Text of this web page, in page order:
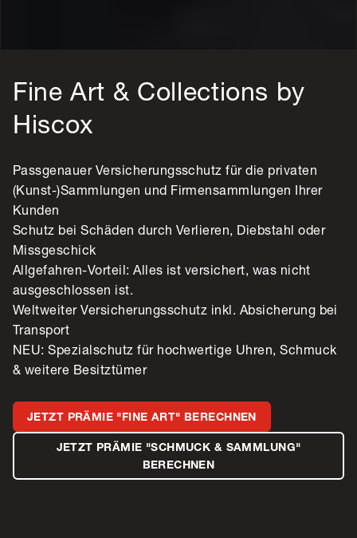
Fine Art & Collections by
Hiscox
Passgenauer Versicherungsschutz für die privaten
(Kunst-)Sammlungen und Firmensammlungen Ihrer
Kunden
Schutz bei Schäden durch Verlieren, Diebstahl oder
Missgeschick
Allgefahren-Vorteil: Alles ist versichert, was nicht
ausgeschlossen ist.
Weltweiter Versicherungsschutz inkl. Absicherung bei
Transport
NEU: Spezialschutz für hochwertige Uhren, Schmuck
& weitere Besitztümer
JETZT PRÄMIE "FINE ART" BERECHNEN
JETZT PRÄMIE "SCHMUCK & SAMMLUNG"
BERECHNEN